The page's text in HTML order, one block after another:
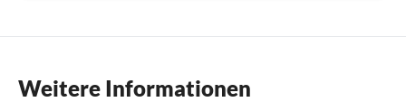
Weitere Informationen